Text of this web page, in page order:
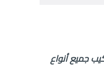
جميع أنواع